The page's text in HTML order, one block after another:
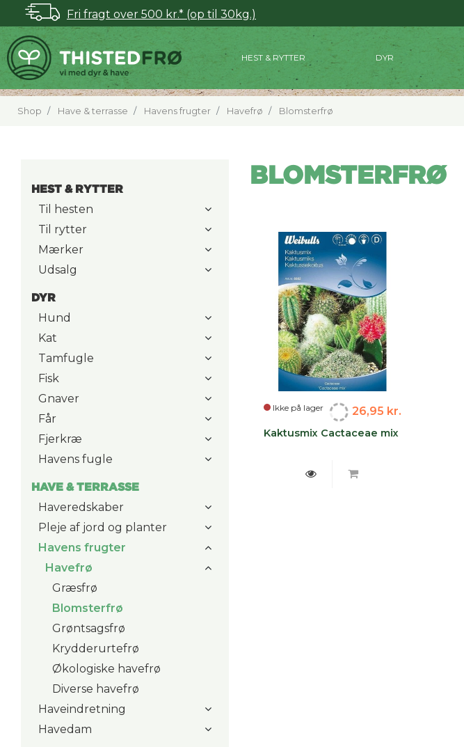
Fri fragt over 500 kr.* (op til 30kg.)
HEST & RYTTER DYR
Shop Have & terrasse Havens frugter Havefrø Blomsterfrø
HEST & RYTTER
Til hesten
Til rytter
Mærker
Udsalg
DYR
Hund
Kat
Tamfugle
Fisk
Gnaver
Får
Fjerkræ
Havens fugle
HAVE & TERRASSE
Haveredskaber
Pleje af jord og planter
Havens frugter
Havefrø
Græsfrø
Blomsterfrø
Grøntsagsfrø
Krydderurtefrø
Økologiske havefrø
Diverse havefrø
Haveindretning
Havedam
BLOMSTERFRØ
Ikke på lager 26,95 kr.
Kaktusmix Cactaceae mix